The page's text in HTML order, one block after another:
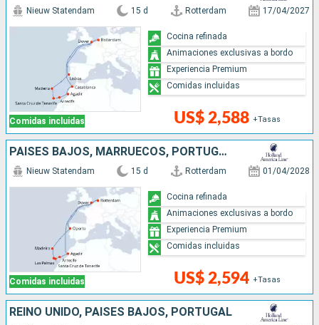
Comidas incluidas
Nieuw Statendam 15 d Rotterdam 17/04/2027
US$ 2,588 +Tasas
Cocina refinada
Animaciones exclusivas a bordo
Experiencia Premium
Comidas incluidas
PAISES BAJOS, MARRUECOS, PORTUGAL, REINO UNIDO
Comidas incluidas
Nieuw Statendam 15 d Rotterdam 01/04/2028
US$ 2,594 +Tasas
Cocina refinada
Animaciones exclusivas a bordo
Experiencia Premium
Comidas incluidas
REINO UNIDO, PAISES BAJOS, PORTUGAL